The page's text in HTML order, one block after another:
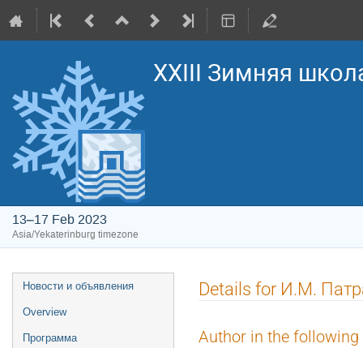
XXIII Зимняя
13–17 Feb 2023
Asia/Yekaterinburg timezone
Event
menu
Новости и объявления
Overview
Программа
Details for И.М.
Author in the